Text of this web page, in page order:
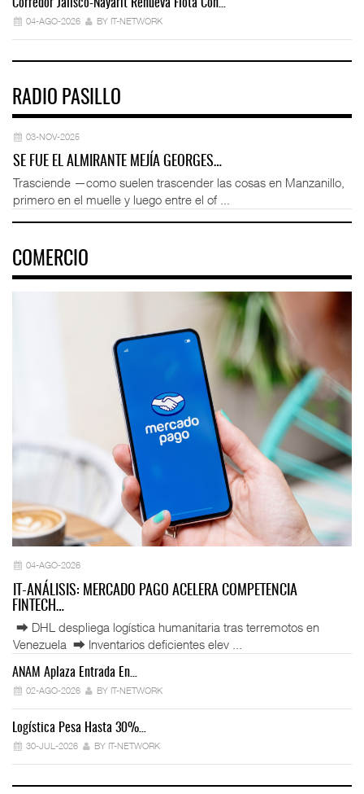
Corredor Jalisco-Nayarit Renueva Flota Con…
04-AGO-2026 BY IT-NETWORK
RADIO PASILLO
03-NOV-2025
SE FUE EL ALMIRANTE MEJÍA GEORGES…
Trasciende —como suelen trascender las cosas en Manzanillo,
primero en el muelle y luego entre el of ...
COMERCIO
04-AGO-2026
IT-ANÁLISIS: MERCADO PAGO ACELERA COMPETENCIA
FINTECH…
⮕ DHL despliega logística humanitaria tras terremotos en
Venezuela ⮕ Inventarios deficientes elev ...
ANAM Aplaza Entrada En…
02-AGO-2026 BY IT-NETWORK
Logística Pesa Hasta 30%…
30-JUL-2026 BY IT-NETWORK